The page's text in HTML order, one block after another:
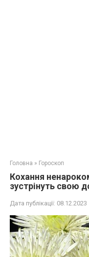
Головна » Гороскоп
Кохання
зустрінуть свою
Дата публікації: 08.12.2023